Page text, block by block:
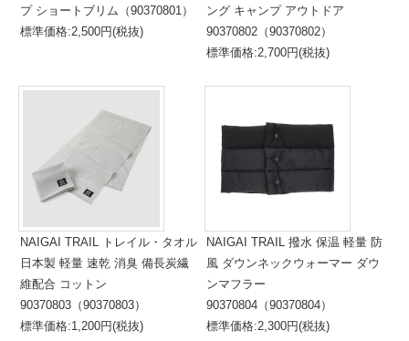
プ ショートブリム（90370801）
標準価格:2,500円(税抜)
ング キャンプ アウトドア
90370802（90370802）
標準価格:2,700円(税抜)
NAIGAI TRAIL トレイル・タオル
日本製 軽量 速乾 消臭 備長炭繊
維配合 コットン
90370803（90370803）
標準価格:1,200円(税抜)
NAIGAI TRAIL 撥水 保温 軽量 防
風 ダウンネックウォーマー ダウ
ンマフラー
90370804（90370804）
標準価格:2,300円(税抜)